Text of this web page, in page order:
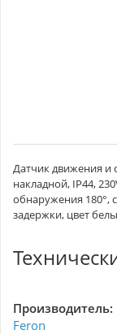
Датчик движения и
накладной, IP44,
обнаружения 180°,
задержки, цвет
Производитель:
Feron